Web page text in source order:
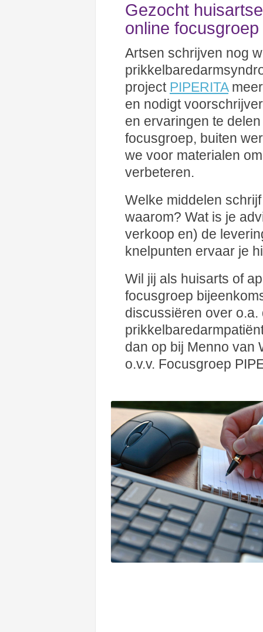
Gezocht
online
Artsen schrijven nog
project PIPERITA
en nodigt
en ervaringen te
focusgroep, buiten
we voor materialen
verbeteren.
Welke middelen
waarom? Wat is je
verkoop en) de
knelpunten ervaar je
Wil jij als huisarts of
focusgroep
discussiëren over
dan op bij Menno van
o.v.v. Focusgroep